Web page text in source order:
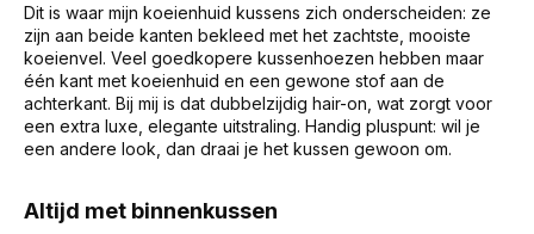
Dit is waar mijn koeienhuid kussens zich onderscheiden: ze
zijn aan beide kanten bekleed met het zachtste, mooiste
koeienvel. Veel goedkopere kussenhoezen hebben maar
één kant met koeienhuid en een gewone stof aan de
achterkant. Bij mij is dat dubbelzijdig hair-on, wat zorgt voor
een extra luxe, elegante uitstraling. Handig pluspunt: wil je
een andere look, dan draai je het kussen gewoon om.
Altijd met binnenkussen